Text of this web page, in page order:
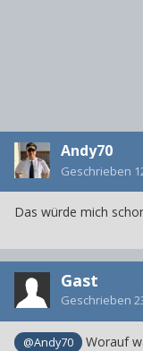
Andy70
Geschrieben
Das würde mich
Gast
Geschrieben
@Andy70
Worauf